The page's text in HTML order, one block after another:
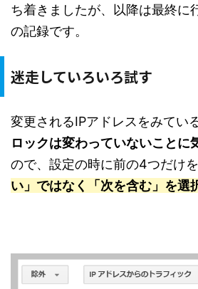
ち着きましたが、以降は最終に
の記録です。
迷走していろいろ試す
変更されるIPアドレスをみてい
ロックは変わっていないことに
ので、設定の時に前の4つだけを
い」ではなく「次を含む」を選